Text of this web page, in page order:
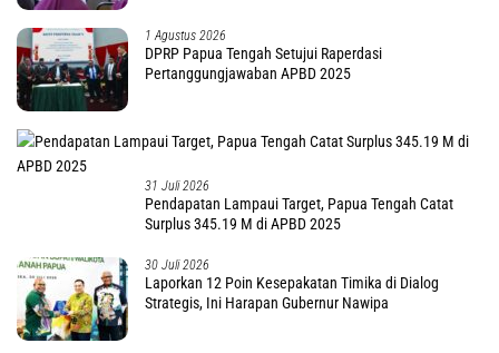
1 Agustus 2026
DPRP Papua Tengah Setujui Raperdasi
Pertanggungjawaban APBD 2025
31 Juli 2026
Pendapatan Lampaui Target, Papua Tengah Catat
Surplus 345.19 M di APBD 2025
30 Juli 2026
Laporkan 12 Poin Kesepakatan Timika di Dialog
Strategis, Ini Harapan Gubernur Nawipa